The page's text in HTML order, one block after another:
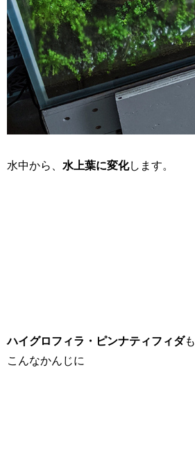
水中から、 水上葉に変化します。
ハイグロフィラ・ピンナティフィダも
こんなかんじに